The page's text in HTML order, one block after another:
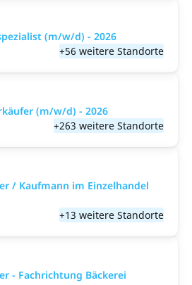
(m/w/d) - 2026
+56 weitere Standorte
(m/w/d) - 2026
+263 weitere Standorte
/ Kaufmann im Einzelhandel
+13 weitere Standorte
- Fachrichtung Bäckerei